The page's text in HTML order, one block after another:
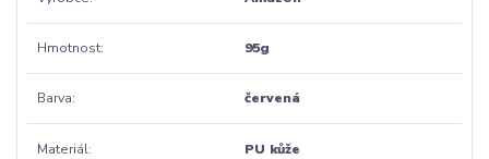
Hmotnost 95g
Barva červená
Materiál PU kůže